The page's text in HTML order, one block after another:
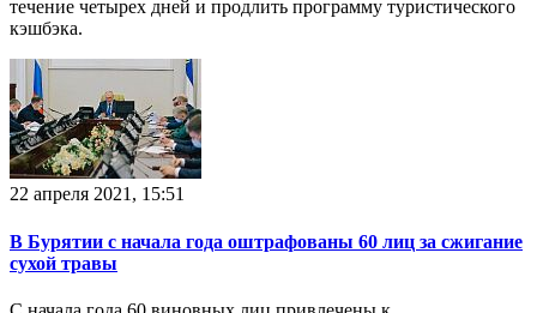
течение четырех дней и продлить программу туристического
кэшбэка.
22 апреля 2021, 15:51
В Бурятии с начала года оштрафованы 60 лиц за сжигание
сухой травы